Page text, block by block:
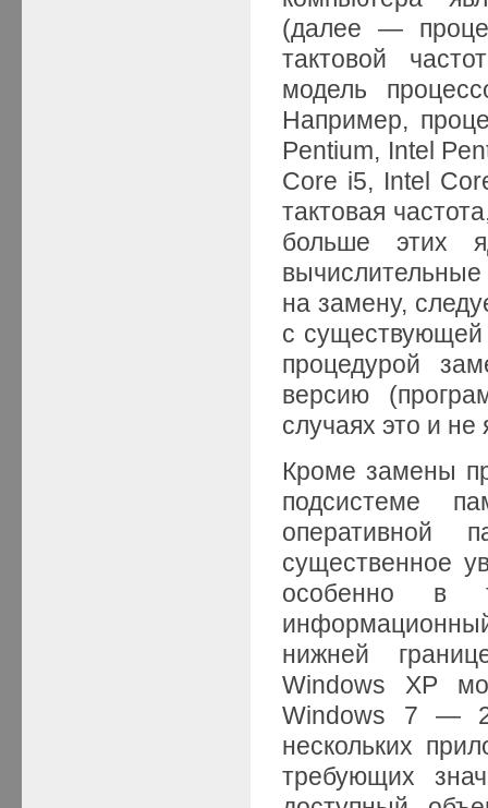
(далее —
тактовой
модель
Например,
Pentium, Intel
Core i5, Intel
тактовая
больше этих
на замену,
с существующей
процедурой
версию
случаях это и
Кроме замены
подсистеме
оперативной
существенное
особенно в
нижней
Windows XP
Windows 7 — 2
нескольких
требующих